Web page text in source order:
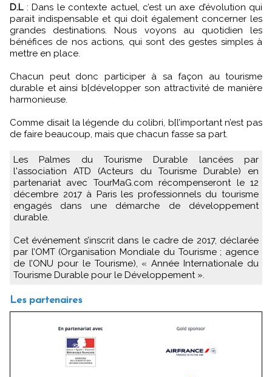
D.L: Dans le contexte actuel, c’est un axe d’évolution qui
parait indispensable et qui doit également concerner les
grandes destinations. Nous voyons au quotidien les
bénéfices de nos actions, qui sont des gestes simples à
mettre en place.
Chacun peut donc participer à sa façon au tourisme
durable et ainsi b[développer son attractivité de manière
harmonieuse.
Comme disait la légende du colibri, b[l’important n’est pas
de faire beaucoup, mais que chacun fasse sa part.
Les Palmes du Tourisme Durable lancées par
l'association ATD (Acteurs du Tourisme Durable) en
partenariat avec TourMaG.com récompenseront le 12
décembre 2017 à Paris les professionnels du tourisme
engagés dans une démarche de développement
durable.
Cet événement s’inscrit dans le cadre de 2017, déclarée
par l’OMT (Organisation Mondiale du Tourisme ; agence
de l’ONU pour le Tourisme), « Année Internationale du
Tourisme Durable pour le Développement ».
Les partenaires